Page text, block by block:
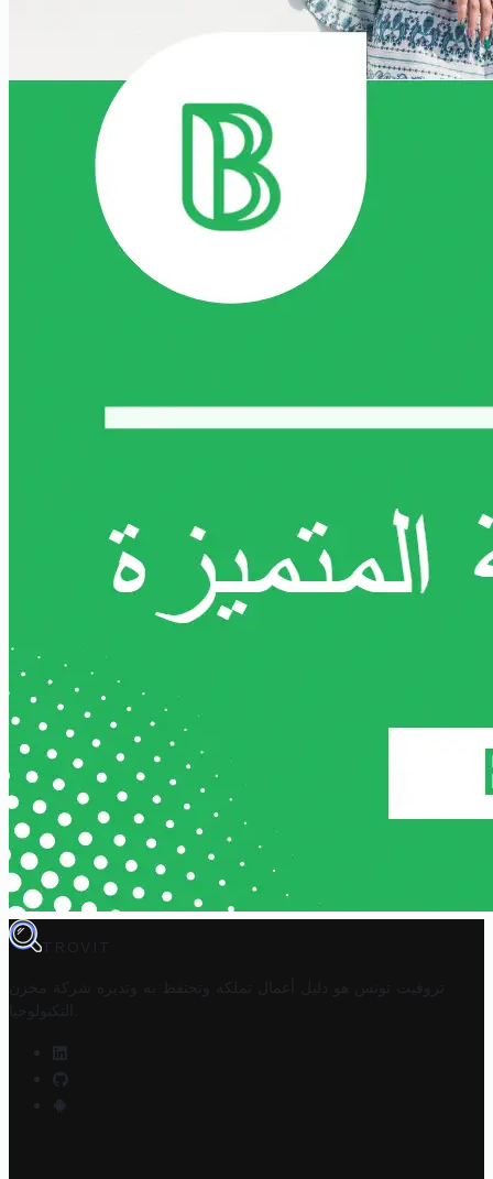
TROVIT
تروفيت تونس هو دليل أعمال تملكه وتحتفظ به وتديره
شركة مخزن
التكنولوجيا